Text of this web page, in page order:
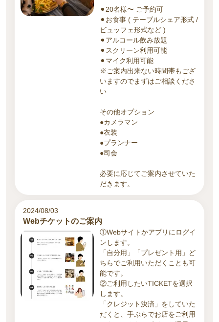
⚫︎20名様〜 ご予約可
⚫︎お食事 ( テーブルシェア形式 /
ビュッフェ形式など )
⚫︎アルコール飲み放題
⚫︎スクリーン利用可能
⚫︎マイク利用可能
※ご案内出来ない時間帯もござ
いますのでまずはご相談くださ
い
その他オプション
●カメラマン
●衣装
●プランナー
●司会
必要に応じてご案内させていた
だきます。
2024/08/03
Webチケットのご案内
①Webサイトかアプリにログイ
ンします。
「自分用」「プレゼント用」ど
ちらでご利用いただくことも可
能です。
②ご利用したいTICKETを選択
します。
「クレジット決済」をしていた
だくと、手ぶらでお店をご利用